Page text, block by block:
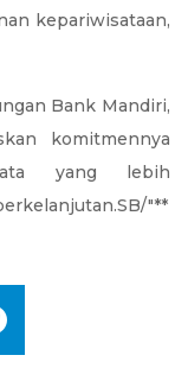
kepariwisataan,
Bank Mandiri,
komitmennya
yang lebih
"**